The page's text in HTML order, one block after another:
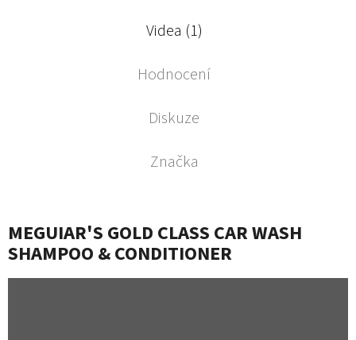
Videa (1)
Hodnocení
Diskuze
Značka
MEGUIAR'S GOLD CLASS CAR WASH
SHAMPOO & CONDITIONER